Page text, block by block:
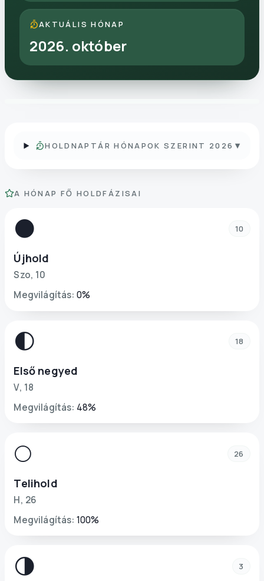
AKTUÁLIS HÓNAP
2026. október
HOLDNAPTÁR HÓNAPOK SZERINT 2026 ▾
A HÓNAP FŐ HOLDFÁZISAI
🌑 10
Újhold
Szo, 10
Megvilágítás: 0%
🌓 18
Első negyed
V, 18
Megvilágítás: 48%
🌕 26
Telihold
H, 26
Megvilágítás: 100%
🌗 3